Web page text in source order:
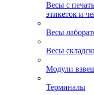
Весы с
этикеток и
Весы
Весы
Модули
Терминалы